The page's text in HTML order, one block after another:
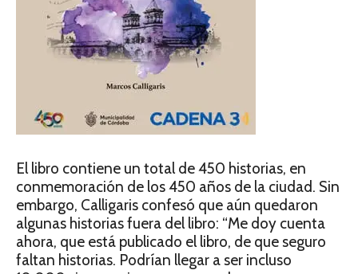
El libro contiene un total de 450 historias, en
conmemoración de los 450 años de la ciudad. Sin
embargo, Calligaris confesó que aún quedaron
algunas historias fuera del libro: “Me doy cuenta
ahora, que está publicado el libro, de que seguro
faltan historias. Podrían llegar a ser incluso